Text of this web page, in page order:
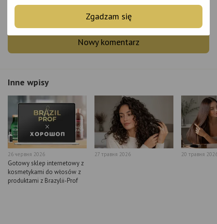
Zgadzam się
Dodaj pierwszą opinię
Nowy komentarz
Inne wpisy
26 червня 2026
Gotowy sklep internetowy z
kosmetykami do włosów z
produktami z Brazylii-Prof
27 травня 2026 20 травня